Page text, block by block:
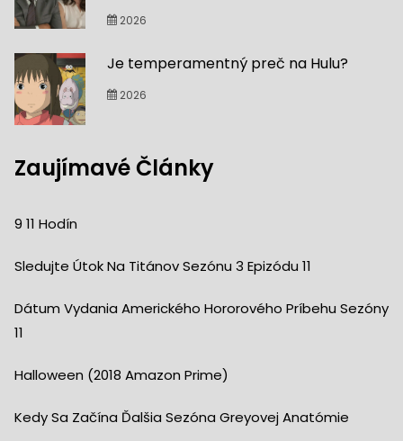
2026
Je temperamentný preč na Hulu?
2026
Zaujímavé Články
9 11 Hodín
Sledujte Útok Na Titánov Sezónu 3 Epizódu 11
Dátum Vydania Amerického Hororového Príbehu Sezóny
11
Halloween (2018 Amazon Prime)
Kedy Sa Začína Ďalšia Sezóna Greyovej Anatómie